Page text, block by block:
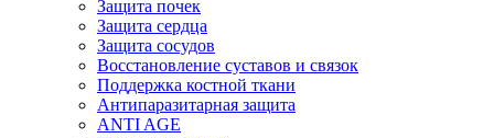
Защита почек
Защита сердца
Защита сосудов
Восстановление суставов и связок
Поддержка костной ткани
Антипаразитарная защита
ANTI AGE